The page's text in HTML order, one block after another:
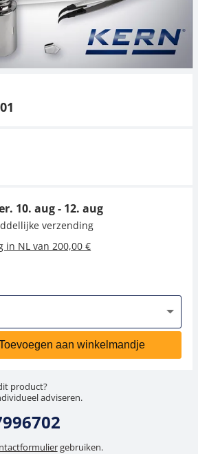
10. aug - 12. aug
verzending
in NL van 200,00 €
aan winkelmandje
product?
adviseren.
gebruiken.